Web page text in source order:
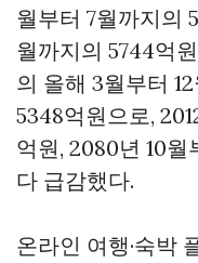
월부터 7월까지의
월까지의 5744억
의 올해 3월부터
5348억원으로,
억원, 2080년 10월
다 급감했다.
온라인 여행·숙박